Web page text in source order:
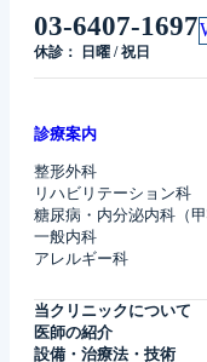
03-6407-1697
休診： 日曜 / 祝日
診療案内
整形外科
リハビリテーション科
糖尿病・内分泌内科（甲
一般内科
アレルギー科
当クリニックについて
医師の紹介
設備・治療法・技術